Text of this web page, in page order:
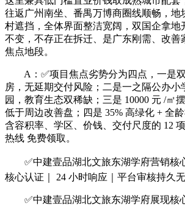
往返广州南坐、番禺万博商圈线顺畅，地
村遮挡，全体界面整洁宽阔，双国企拿地
不变，不存正在拆迁、是广东刚需、改善
焦点地段。
A：✅项目焦点劣势分为四点，一是
房，无延期交付风险；二是一之隔公办小
园，教育生态双稀缺；三是 10000 元 /㎡
低于周边改善盘；四是 35% 高绿化 + 全
含容积率、学区、价钱、交付尺度的 12
热线 免费领取。
✅中建壹品湖北文旅东湖学府营销核
核心认证｜ 24 小时响应｜平台审核持久无
✅中建壹品湖北文旅东湖学府展现核